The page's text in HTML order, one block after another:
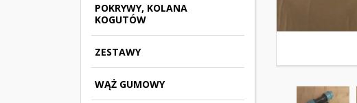
POKRYWY, KOLANA
KOGUTÓW
ZESTAWY
WĄŻ GUMOWY